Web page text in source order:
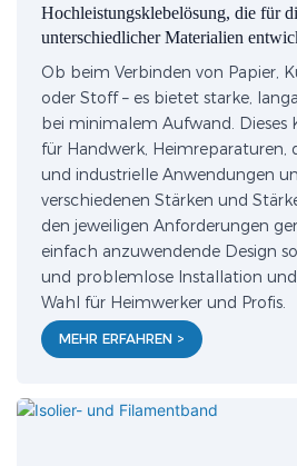
Hochleistungsklebelösung, die für
unterschiedlicher Materialien
Ob beim Verbinden von Papier,
oder Stoff – es bietet starke,
bei minimalem Aufwand. Dieses
für Handwerk, Heimreparaturen,
und industrielle Anwendungen
verschiedenen Stärken und
den jeweiligen Anforderungen
einfach anzuwendende Design
und problemlose Installation
Wahl für Heimwerker und Profis.
MEHR ERFAHREN >